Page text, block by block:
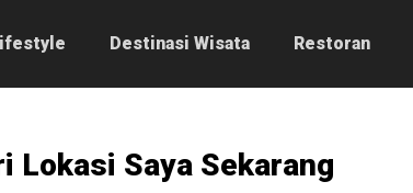
Destinasi Wisata Restoran
Lokasi Saya Sekarang